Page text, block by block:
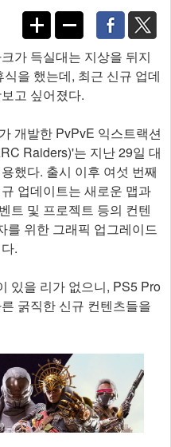
가 득실대는 지상을 뒤지
을 했는데, 최근 신규 업데
고 싶어졌다.
개발한 PvPvE 익스트랙션
Raiders)'는 지난 29일 대
했다. 출시 이후 여섯 번째
업데이트는 새로운 맵과
트 및 프로젝트 등의 컨텐
를 위한 그래픽 업그레이드
.
있을 리가 없으니, PS5 Pro
굵직한 신규 컨텐츠들을